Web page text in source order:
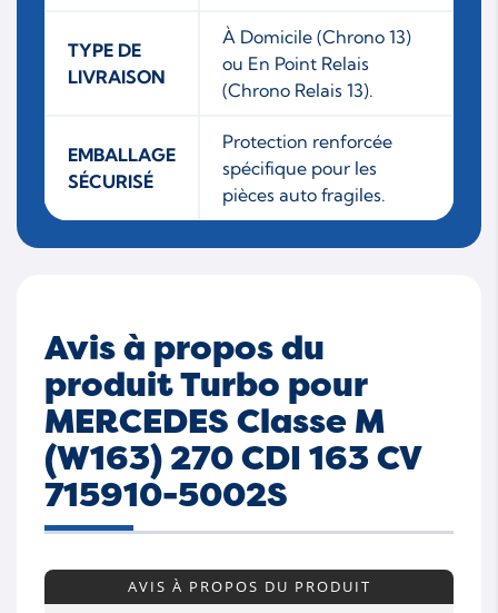
TYPE DE
LIVRAISON
À Domicile (Chrono 13)
ou En Point Relais
(Chrono Relais 13).
EMBALLAGE
SÉCURISÉ
Protection renforcée
spécifique pour les
pièces auto fragiles.
Avis à propos du
produit Turbo pour
MERCEDES Classe M
(W163) 270 CDI 163 CV
715910-5002S
AVIS À PROPOS DU PRODUIT